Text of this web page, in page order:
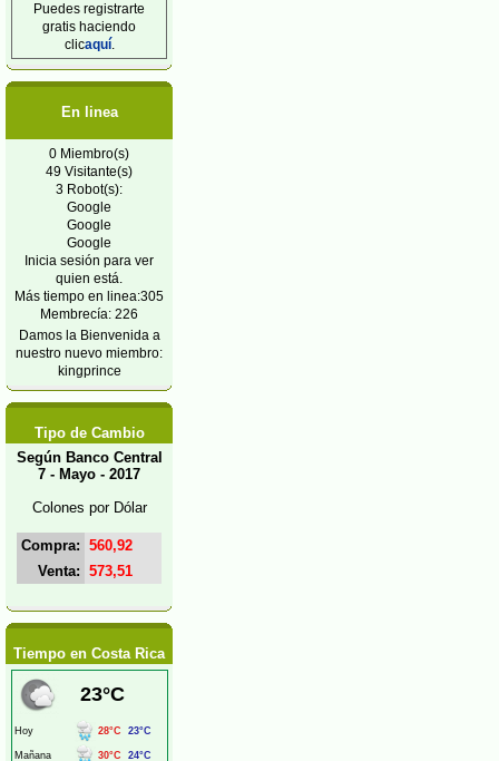
Puedes registrarte
gratis haciendo
clicaquí.
En linea
0 Miembro(s)
49 Visitante(s)
3 Robot(s):
Google
Google
Google
Inicia sesión para ver
quien está.
Más tiempo en linea:305
Membrecía: 226
Damos la Bienvenida a
nuestro nuevo miembro:
kingprince
Tipo de Cambio
Según Banco Central
7 - Mayo - 2017
Colones por Dólar
Compra: 560,92
Venta: 573,51
Tiempo en Costa Rica